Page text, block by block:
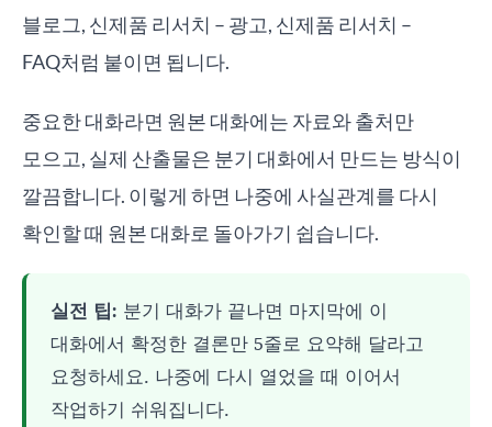
블로그, 신제품 리서치 – 광고, 신제품 리서치 –
FAQ처럼 붙이면 됩니다.
중요한 대화라면 원본 대화에는 자료와 출처만
모으고, 실제 산출물은 분기 대화에서 만드는 방식이
깔끔합니다. 이렇게 하면 나중에 사실관계를 다시
확인할 때 원본 대화로 돌아가기 쉽습니다.
실전 팁: 분기 대화가 끝나면 마지막에 이
대화에서 확정한 결론만 5줄로 요약해 달라고
요청하세요. 나중에 다시 열었을 때 이어서
작업하기 쉬워집니다.